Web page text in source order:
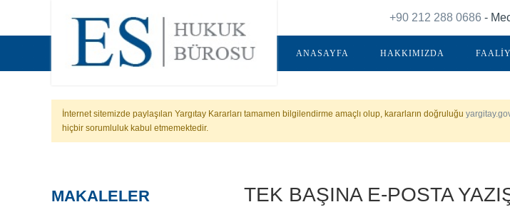
+90 212 288 0686 -
ANASAYFA HAKKIMIZDA
İnternet sitemizde paylaşılan Yargıtay Kararları tamamen bilgilendirme amaçlı olup, kararların doğruluğu
hiçbir sorumluluk kabul etmemektedir.
MAKALELER
TEK BAŞINA E-POSTA